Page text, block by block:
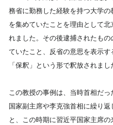
務省に勤務した経験を持つ大学
を集めていたことを理由として
れました。その後逮捕されたも
ていたこと、反省の意思を表示
「保釈」という形で釈放されまし
この教授の事例は、当時首相だ
国家副主席や李克強首相に繰り
と、この時期に習近平国家主席の